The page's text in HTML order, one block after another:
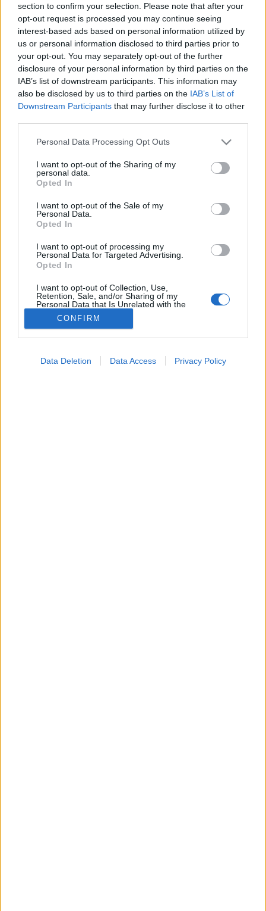
section to confirm your selection. Please note that after your
opt-out request is processed you may continue seeing
interest-based ads based on personal information utilized by
us or personal information disclosed to third parties prior to
your opt-out. You may separately opt-out of the further
disclosure of your personal information by third parties on the
IAB’s list of downstream participants. This information may
also be disclosed by us to third parties on the IAB’s List of
Downstream Participants that may further disclose it to other
Please note that this website/app uses one or more Google
not limited to your visit or usage behaviour. You may click to
grant or deny consent to Google and its third-party tags to
use your data for below specified purposes in below Google
consent section.
Personal Data Processing Opt Outs
I want to opt-out of the Sharing of my
personal data.
Opted In
I want to opt-out of the Sale of my
Personal Data.
Opted In
I want to opt-out of processing my
Personal Data for Targeted Advertising.
Opted In
I want to opt-out of Collection, Use,
Retention, Sale, and/or Sharing of my
Personal Data that Is Unrelated with the
Purposes for which it was collected.
Opted Out
CONFIRM
Data Deletion Data Access Privacy Policy
#allergia #influenza#cukorbetegség
#orvosmeteorológia#vérnyomás #stroke#rákbetegség
#pajzsmirigy#reflux#ekcéma#herpesz
Regisztráció
Meteogyógyász
Meteogyógyász